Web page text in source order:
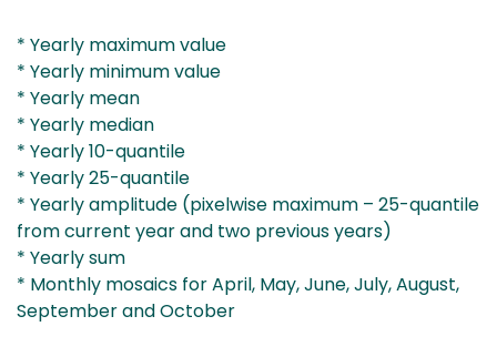
* Yearly maximum value
* Yearly minimum value
* Yearly mean
* Yearly median
* Yearly 10-quantile
* Yearly 25-quantile
* Yearly amplitude (pixelwise maximum – 25-quantile
from current year and two previous years)
* Yearly sum
* Monthly mosaics for April, May, June, July, August,
September and October